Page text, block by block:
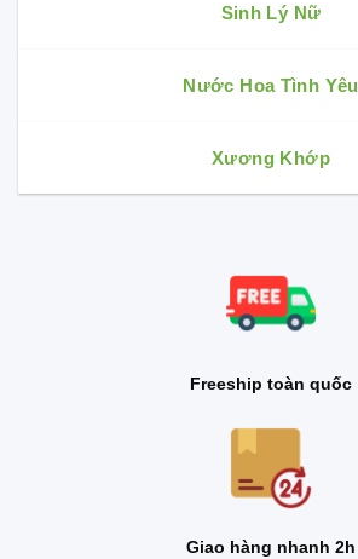
Sinh Lý Nữ
Nước Hoa Tình Yêu
Xương Khớp
Freeship toàn quốc
Giao hàng nhanh 2h